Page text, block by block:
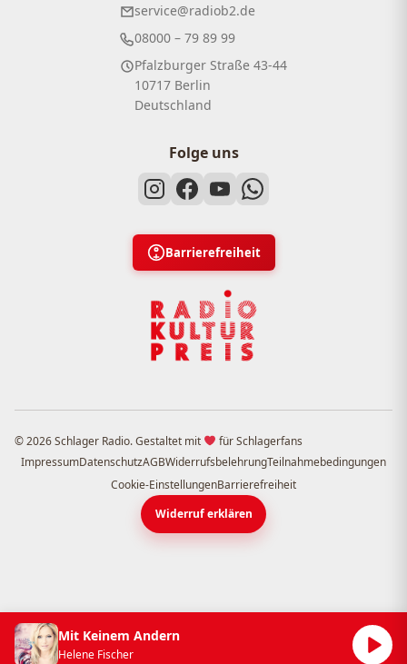
service@radiob2.de
08000 – 79 89 99
Pfalzburger Straße 43-44
10717 Berlin
Deutschland
Folge uns
Barrierefreiheit
© 2026 Schlager Radio. Gestaltet mit
für Schlagerfans
ImpressumDatenschutzAGBWiderrufsbelehrungTeilnahmebedingungen
Cookie-EinstellungenBarrierefreiheit
Widerruf erklären
Mit Keinem Andern
Helene Fischer